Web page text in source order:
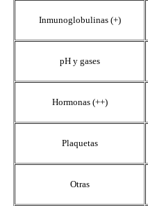
Inmunoglobulinas (+)
pH y gases
Hormonas (++)
Plaquetas
Otras